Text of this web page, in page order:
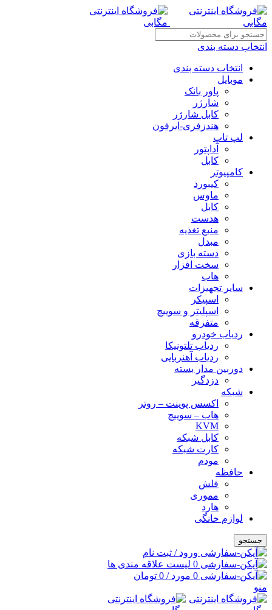
انتخاب دسته بندی
انتخاب دسته بندی
موبایل
پاور بانک
شارژر
کابل شارژر
هندزفری-ایرفون
لپ تاپ
آداپتور
کابل
کامپیوتر
کیبورد
ماوس
کابل
هدست
منبع تغذیه
مبدل
دسته بازی
سخت افزار
هاب
سایر تجهیزات
اسپیکر
اسپلیتر و سوییچ
متفرقه
ردیاب خودرو
ردیاب تلتونیکا
ردیاب آهنربایی
دوربین مدار بسته
دزدگیر
شبکه
اکسس پوینت – روتر
هاب – سوییچ
KVM
کابل شبکه
کارت شبکه
مودم
حافظه
فلش
مموری
هارد
لوازم خانگی
جستجو
ورود / ثبت نام
0 لیست علاقه مندی ها
0 مورد/
0 تومان
منو